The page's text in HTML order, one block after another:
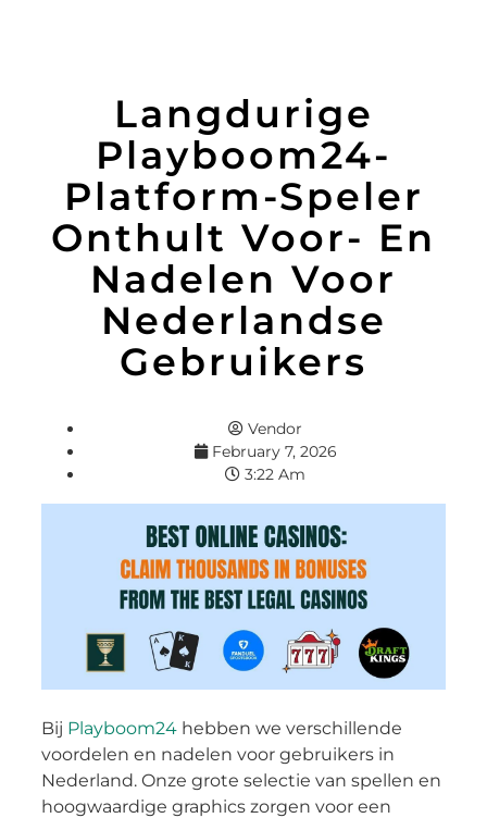
Langdurige
Playboom24-
Platform-Speler
Onthult Voor- En
Nadelen Voor
Nederlandse
Gebruikers
Vendor
February 7, 2026
3:22 Am
Bij Playboom24 hebben we verschillende
voordelen en nadelen voor gebruikers in
Nederland. Onze grote selectie van spellen en
hoogwaardige graphics zorgen voor een